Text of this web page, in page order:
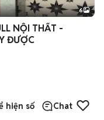
+2
6
NỘI THẤT -
ĐƯỢC
hiện số Chat